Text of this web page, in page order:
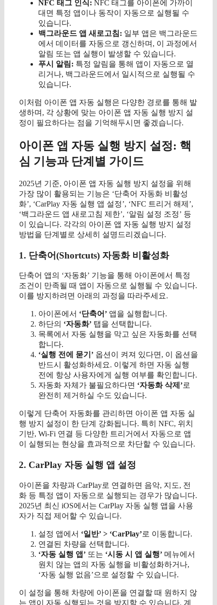
NFC 태그 인식: NFC 태그를 아이폰에 가까이
대면 특정 앱이나 동작이 자동으로 실행될 수
있습니다.
백그라운드 앱 새로고침: 일부 앱은 백그라운드
에서 데이터를 자동으로 갱신하며, 이 과정에서
알림 또는 앱 실행이 발생할 수 있습니다.
푸시 알림: 특정 알림을 통해 앱이 자동으로 열
리거나, 백그라운드에서 일시적으로 실행될 수
있습니다.
이처럼 아이폰 앱 자동 실행은 다양한 경로를 통해 발
생하며, 각 상황에 맞는 아이폰 앱 자동 실행 방지 설
정이 필요하다는 점을 기억해두시면 좋겠습니다.
아이폰 앱 자동 실행 방지 설정: 핵
심 기능과 단계별 가이드
2025년 기준, 아이폰 앱 자동 실행 방지 설정을 위해
가장 많이 활용되는 기능은 ‘단축어 자동화 비활성
화’, ‘CarPlay 자동 실행 앱 설정’, ‘NFC 트리거 해제’,
‘백그라운드 앱 새로고침 제한’, ‘알림 설정 조정’ 등
이 있습니다. 각각의 아이폰 앱 자동 실행 방지 설정
방법을 단계별로 상세히 설명드리겠습니다.
1. 단축어(Shortcuts) 자동화 비활성화
단축어 앱의 ‘자동화’ 기능을 통해 아이폰에서 특정
조건이 만족될 때 앱이 자동으로 실행될 수 있습니다.
이를 방지하려면 아래의 과정을 따라주세요.
아이폰에서 ‘단축어’ 앱을 실행합니다.
하단의 ‘자동화’ 탭을 선택합니다.
목록에서 자동 실행을 막고 싶은 자동화를 선택
합니다.
‘실행 전에 묻기’ 옵션이 켜져 있다면, 이 옵션을
반드시 활성화하세요. 이렇게 하면 자동 실행
전에 항상 사용자에게 실행 여부를 확인합니다.
자동화 자체가 불필요하다면 ‘자동화 삭제’로
완전히 제거하실 수도 있습니다.
이렇게 단축어 자동화를 관리하면 아이폰 앱 자동 실
행 방지 설정이 한 단계 강화됩니다. 특히 NFC, 위치
기반, Wi-Fi 연결 등 다양한 트리거에서 자동으로 앱
이 실행되는 현상을 효과적으로 차단할 수 있습니다.
2. CarPlay 자동 실행 앱 설정
아이폰을 차량과 CarPlay로 연결하면 음악, 지도, 전
화 등 특정 앱이 자동으로 실행되는 경우가 많습니다.
2025년 최신 iOS에서는 CarPlay 자동 실행 앱을 사용
자가 직접 제어할 수 있습니다.
설정 앱에서 ‘일반’ > ‘CarPlay’로 이동합니다.
연결된 차량을 선택합니다.
‘자동 실행 앱’ 또는 ‘시동 시 앱 실행’ 메뉴에서
원치 않는 앱의 자동 실행을 비활성화하거나,
‘자동 실행 없음’으로 설정할 수 있습니다.
이 설정을 통해 차량에 아이폰을 연결할 때 원하지 않
는 앱이 자동 실행되는 것을 방지할 수 있습니다. 계